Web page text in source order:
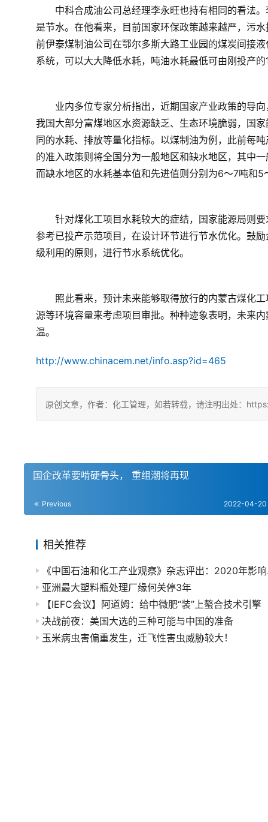
中科合成油公司总经理李永旺也持有相同的看法。
是节水。在他看来，目前国家环保政策越来越严，污
前伊泰煤制油公司在鄂尔多斯大路工业园的煤炭间接
系统，可以大大降低水耗，吨油水耗最低可由刚投产
业内多位专家分析指出，近期国家产业政策的导向
我国大部分富煤地区水资源缺乏、生态环境脆弱，国
同的水耗、排放等量化指标。以煤制油为例，此前每
的准入政策则将全国分为一般地区和缺水地区，其中
而缺水地区的水耗基本值和先进值则分别为6～7吨和
针对煤化工项目水耗较大的症结，国家能源局则要
参考已投产示范项目，在设计环节进行节水优化。鼓
级利用的原则，进行节水系统优化。
照此看来，预计未来能够取得放行的内蒙古煤化工
源等环境容量来考虑项目审批。种种迹象表明，未来
温。
http://www.chinacem.net/info.asp?id=465
原创文章，作者：化工管理，如若转载，请注明出处：
国企改革要啃硬骨头， 重组潮将再现
Previous 2022-04-20
相关推荐
《中
亚洲最大塑料瓶处理厂缘何关停3年
【IEFC会议】阿道姆：给中微肥“装”上螯合技术引擎
决战前夜：美国大选的三种可能与中国的准备
玉米病虫害偏重发生，迁飞性害虫威胁较大！